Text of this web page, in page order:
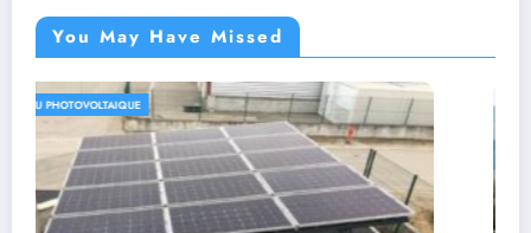
You May Have Missed
PANNEAU PHOTOVOLTAIQUE